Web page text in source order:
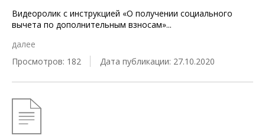
Видеоролик с инструкцией «О получении социального
вычета по дополнительным взносам»...
далее
Просмотров: 182
Дата публикации: 27.10.2020